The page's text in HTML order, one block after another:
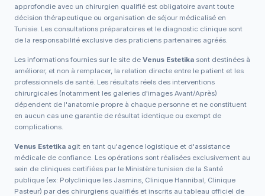
approfondie avec un chirurgien qualifié est obligatoire avant toute
décision thérapeutique ou organisation de séjour médicalisé en
Tunisie. Les consultations préparatoires et le diagnostic clinique sont
de la responsabilité exclusive des praticiens partenaires agréés.
Les informations fournies sur le site de Venus Estetika sont destinées à
améliorer, et non à remplacer, la relation directe entre le patient et les
professionnels de santé. Les résultats réels des interventions
chirurgicales (notamment les galeries d'images Avant/Après)
dépendent de l'anatomie propre à chaque personne et ne constituent
en aucun cas une garantie de résultat identique ou exempt de
complications.
Venus Estetika agit en tant qu'agence logistique et d'assistance
médicale de confiance. Les opérations sont réalisées exclusivement au
sein de cliniques certifiées par le Ministère tunisien de la Santé
publique (ex: Polyclinique les Jasmins, Clinique Hannibal, Clinique
Pasteur) par des chirurgiens qualifiés et inscrits au tableau officiel de